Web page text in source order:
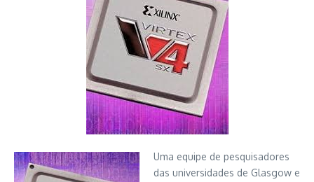
Uma equipe de pesquisadores
das universidades de Glasgow e